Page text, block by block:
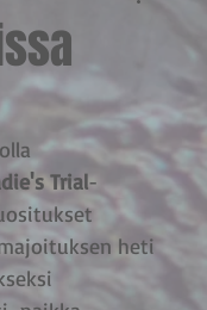
Trial-
heti